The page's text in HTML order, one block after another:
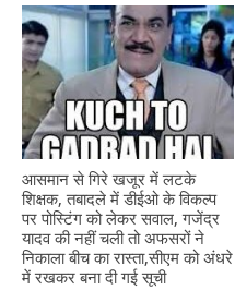
o
o
k
p
p
g
e
r
आसमान से गिरे खजूर में लटके
शिक्षक, तबादले में डीईओ के विकल्प
पर पोस्टिंग को लेकर सवाल, गजेंद्र
यादव की नहीं चली तो अफसरों ने
निकाला बीच का रास्ता,सीएम को अंधरे
में रखकर बना दी गई सूची